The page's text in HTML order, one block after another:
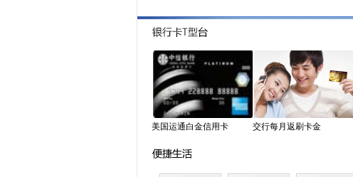
美国运通白金信用卡 交行每月返刷卡金